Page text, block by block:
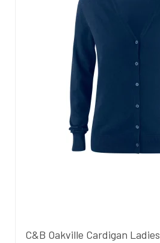
C&B Oakville Cardigan Ladies